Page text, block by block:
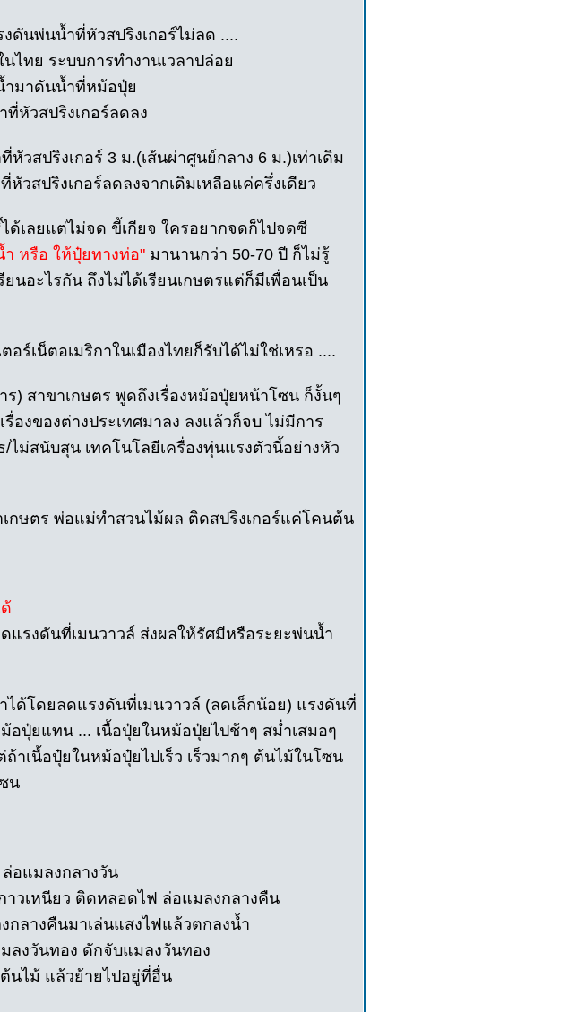
งดันพ่นน้ำที่หัวสปริงเกอร์ไม่ลด ....
ไทย ระบบการทำงานเวลาปล่อย
ำมาดันน้ำที่หม้อปุ๋ย
หัวสปริงเกอร์ลดลง
วสปริงเกอร์ 3 ม.(เส้นผ่าศูนย์กลาง 6 ม.)เท่าเดิม
วสปริงเกอร์ลดลงจากเดิมเหลือแค่ครึ่งเดียว
เลยแต่ไม่จด ขี้เกียจ ใครอยากจดก็ไปจดซี
หรือ ให้ปุ๋ยทางท่อ" มานานกว่า 50-70 ปี ก็ไม่รู้
นอะไรกัน ถึงไม่ได้เรียนเกษตรแต่ก็มีเพื่อนเป็น
อร์เน็ตอเมริกาในเมืองไทยก็รับได้ไม่ใช่เหรอ ....
) สาขาเกษตร พูดถึงเรื่องหม้อปุ๋ยหน้าโซน ก็งั้นๆ
องของต่างประเทศมาลง ลงแล้วก็จบ ไม่มีการ
/ไม่สนับสุน เทคโนโลยีเครื่องทุ่นแรงตัวนี้อย่างหัว
เกษตร พ่อแม่ทำสวนไม้ผล ติดสปริงเกอร์แค่โคนต้น
แรงดันที่เมนวาวล์ ส่งผลให้รัศมีหรือระยะพ่นน้ำ
ได้โดยลดแรงดันที่เมนวาวล์ (ลดเล็กน้อย) แรงดันที่
อปุ๋ยแทน ... เนื้อปุ๋ยในหม้อปุ๋ยไปช้าๆ สม่ำเสมอๆ
าเนื้อปุ๋ยในหม้อปุ๋ยไปเร็ว เร็วมากๆ ต้นไม้ในโซน
น
อแมลงกลางวัน
วเหนียว ติดหลอดไฟ ล่อแมลงกลางคืน
กลางคืนมาเล่นแสงไฟแล้วตกลงน้ำ
ลงวันทอง ดักจับแมลงวันทอง
นไม้ แล้วย้ายไปอยู่ที่อื่น